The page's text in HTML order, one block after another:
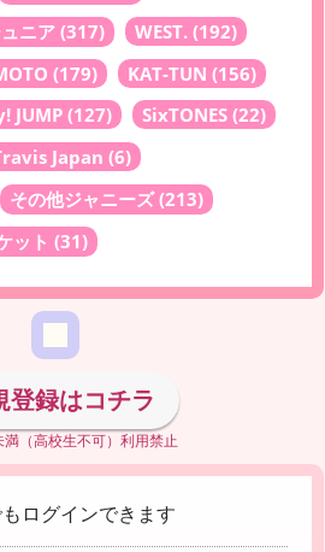
ニア (317) WEST. (192)
(179) KAT-TUN (156)
JUMP (127) SixTONES (22)
Japan (6)
その他ジャニーズ(213)
ット (31)
登録はコチラ
（高校生不可）利用禁止
ログインできます